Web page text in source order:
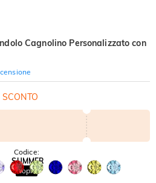
Cagnolino Personalizzato con
Codice:
SUMMER
Copia